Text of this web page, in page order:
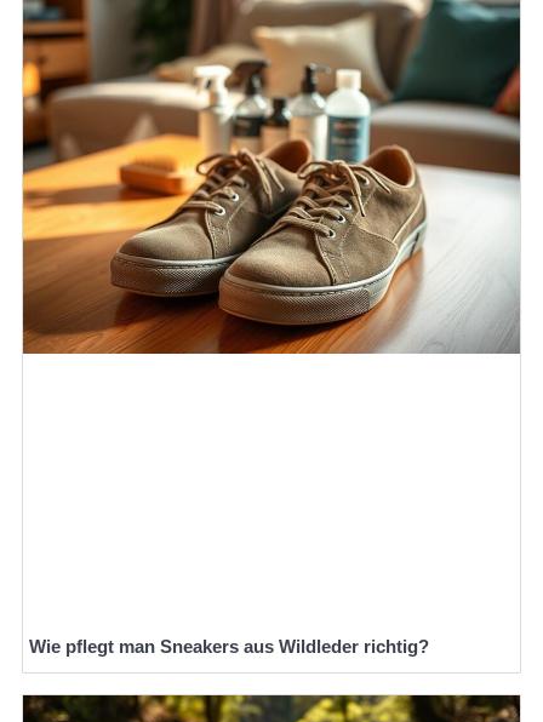
Wie pflegt man Sneakers aus Wildleder richtig?